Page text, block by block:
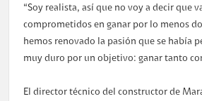
“Soy realista, así que no voy a decir que
comprometidos en ganar por lo menos
hemos renovado la pasión que se había
muy duro por un objetivo: ganar tanto
El director técnico del constructor de